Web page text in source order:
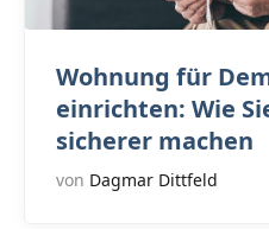
Wohnung für
einrichten: Wie
sicherer machen
von Dagmar Dittfeld